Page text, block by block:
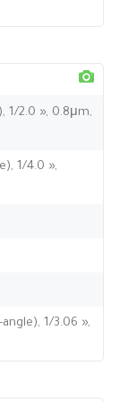
1/2.0 », 0.8μm,
1/4.0 »,
1/3.06 »,